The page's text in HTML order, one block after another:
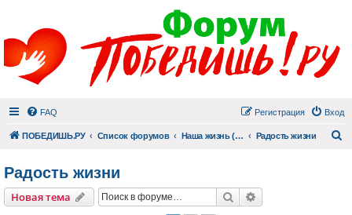
FAQ Вход
Регистрация
ПОБЕДИШЬ.РУ Список форумов Наша жизнь (не всё же о суициде!) Радость жизни
Радость жизни
Новая тема Поиск